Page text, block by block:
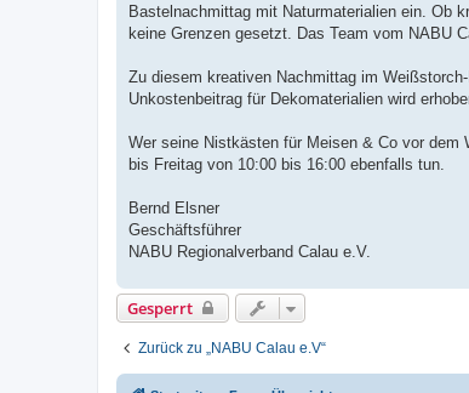
Bastelnachmittag mit Naturmaterialien ein. Ob
keine Grenzen gesetzt. Das Team vom NABU
Zu diesem kreativen Nachmittag im
Unkostenbeitrag für Dekomaterialien wird
Wer seine Nistkästen für Meisen & Co vor dem
bis Freitag von 10:00 bis 16:00 ebenfalls tun.
Bernd Elsner
Geschäftsführer
NABU Regionalverband Calau e.V.
Gesperrt
Zurück zu „NABU Calau e.V“